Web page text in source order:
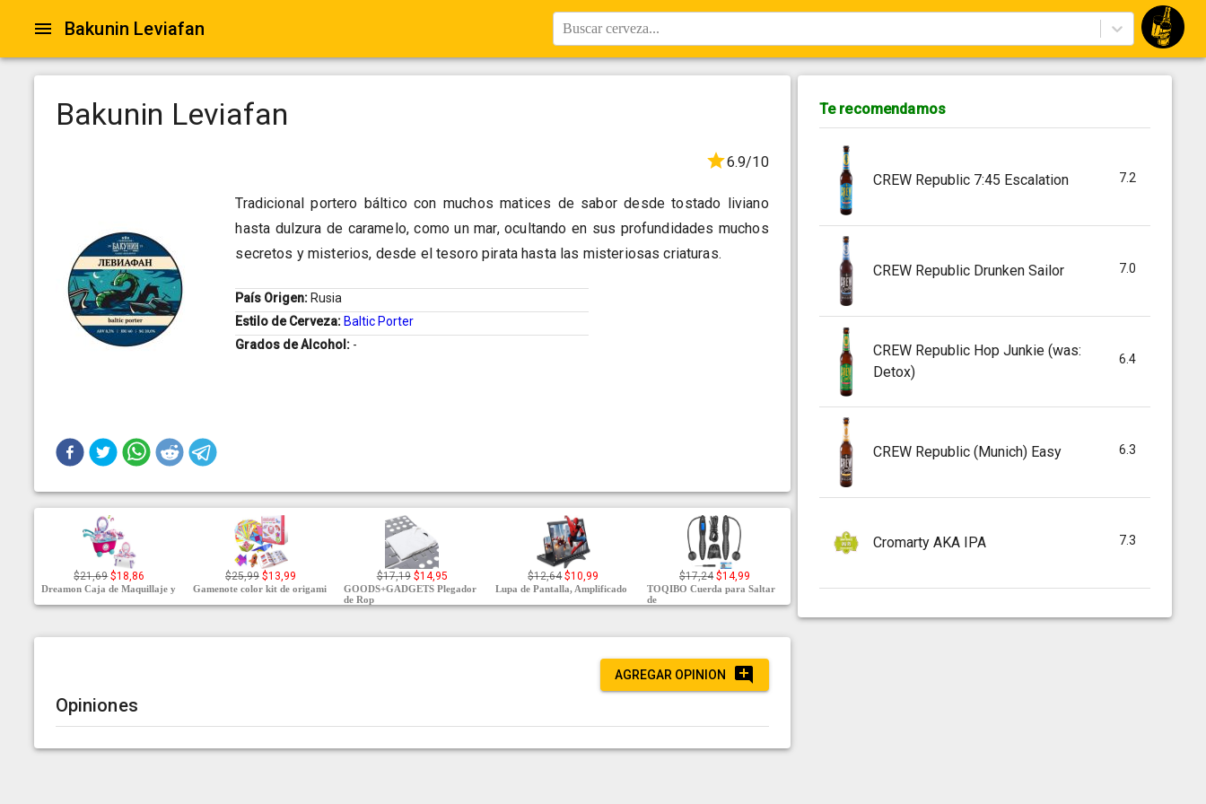
Bakunin Leviafan Buscar cerveza...
Bakunin Leviafan
6.9/10
Tradicional portero báltico con muchos matices de sabor desde tostado liviano
hasta dulzura de caramelo, como un mar, ocultando en sus profundidades muchos
secretos y misterios, desde el tesoro pirata hasta las misteriosas criaturas.
País Origen: Rusia
Estilo de Cerveza: Baltic Porter
Grados de Alcohol: -
$21,69 $18,86
Dreamon Caja de Maquillaje y
$25,99 $13,99
Gamenote color kit de origami
$17,19 $14,95
GOODS+GADGETS Plegador
de Rop
$12,64 $10,99
Lupa de Pantalla, Amplificado
$17,24 $14,99
TOQIBO Cuerda para Saltar
de
AGREGAR OPINION
Opiniones
Te recomendamos
CREW Republic 7:45 Escalation 7.2
CREW Republic Drunken Sailor 7.0
CREW Republic Hop Junkie (was:
Detox)
6.4
CREW Republic (Munich) Easy 6.3
Cromarty AKA IPA 7.3